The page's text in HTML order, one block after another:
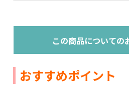
この商品についての
おすすめポイント